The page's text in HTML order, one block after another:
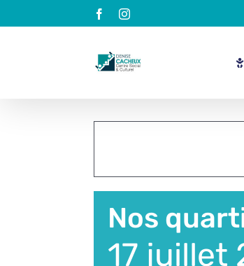
au
FacebookInstagram
Nos
17 juillet